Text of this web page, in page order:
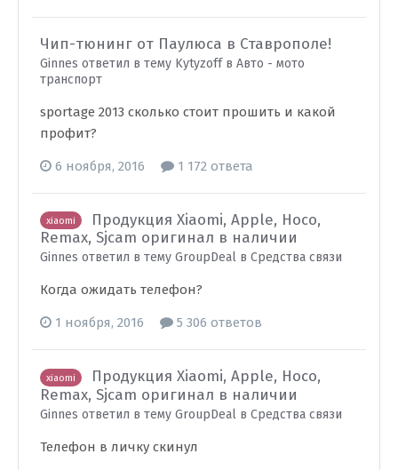
Чип-тюнинг от Паулюса в Ставрополе!
Ginnes ответил в тему Kytyzoff в Авто - мото
транспорт
sportage 2013 сколько стоит прошить и какой
профит?
6 ноября, 2016 1 172 ответа
xiaomi
Продукция Xiaomi, Apple, Hoco,
Remax, Sjcam оригинал в наличии
Ginnes ответил в тему GroupDeal в Средства связи
Когда ожидать телефон?
1 ноября, 2016 5 306 ответов
xiaomi
Продукция Xiaomi, Apple, Hoco,
Remax, Sjcam оригинал в наличии
Ginnes ответил в тему GroupDeal в Средства связи
Телефон в личку скинул